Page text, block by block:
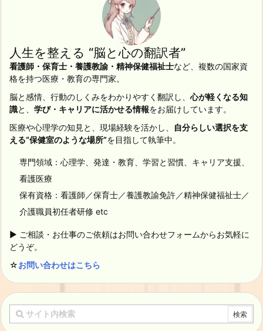
人生を整える “脳と心の翻訳者”
看護師・保育士・養護教諭・精神保健福祉士など、複数の国家資
格を持つ医療・教育の専門家。
脳と感情、行動のしくみをわかりやすく翻訳し、 心が軽くなる知
識と、 学び・キャリアに活かせる情報をお届けしています。
医療や心理学の知見と、現場経験を活かし、
自分らしい選択を支
える“保健室のような場所”を目指して執筆中。
専門領域：心理学、発達・教育、学習と習慣、キャリア支援、
看護医療
保有資格：看護師／保育士／養護教諭免許／精神保健福祉士／
介護職員初任者研修 etc
▶ ご相談・お仕事のご依頼はお問い合わせフォームからお気軽に
どうぞ。
☆お問い合わせはこちら